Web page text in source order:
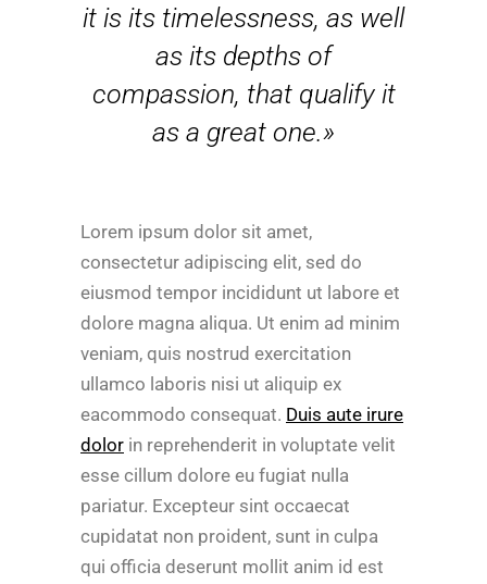
it is its timelessness, as well
as its depths of
compassion, that qualify it
as a great one.»
Lorem ipsum dolor sit amet,
consectetur adipiscing elit, sed do
eiusmod tempor incididunt ut labore et
dolore magna aliqua. Ut enim ad minim
veniam, quis nostrud exercitation
ullamco laboris nisi ut aliquip ex
eacommodo consequat. Duis aute irure
dolor in reprehenderit in voluptate velit
esse cillum dolore eu fugiat nulla
pariatur. Excepteur sint occaecat
cupidatat non proident, sunt in culpa
qui officia deserunt mollit anim id est